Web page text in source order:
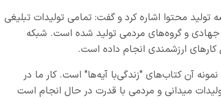
محتوا اشاره کرد و گفت: تمامی تولیدات تبلیغی
و گروه‌های مردمی تولید شده است. شبکه
ارزشمندی انجام داده است.
آن کتاب‌های "زندگی‌با آیه‌ها" است. کار ما در
میدانی و مردمی با قدرت در حال انجام است